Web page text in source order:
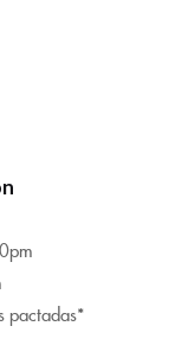
pactadas*